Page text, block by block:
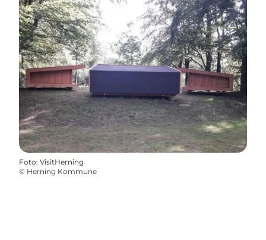
Foto: VisitHerning
© Herning Kommune